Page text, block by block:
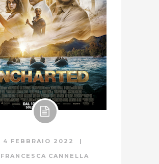
4 FEBBRAIO 2022
FRANCESCA CANNELLA